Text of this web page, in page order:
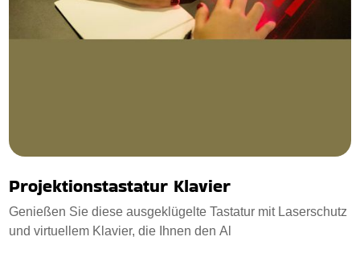
Projektionstastatur Klavier
Genießen Sie diese ausgeklügelte Tastatur mit Laserschutz
und virtuellem Klavier, die Ihnen den Al